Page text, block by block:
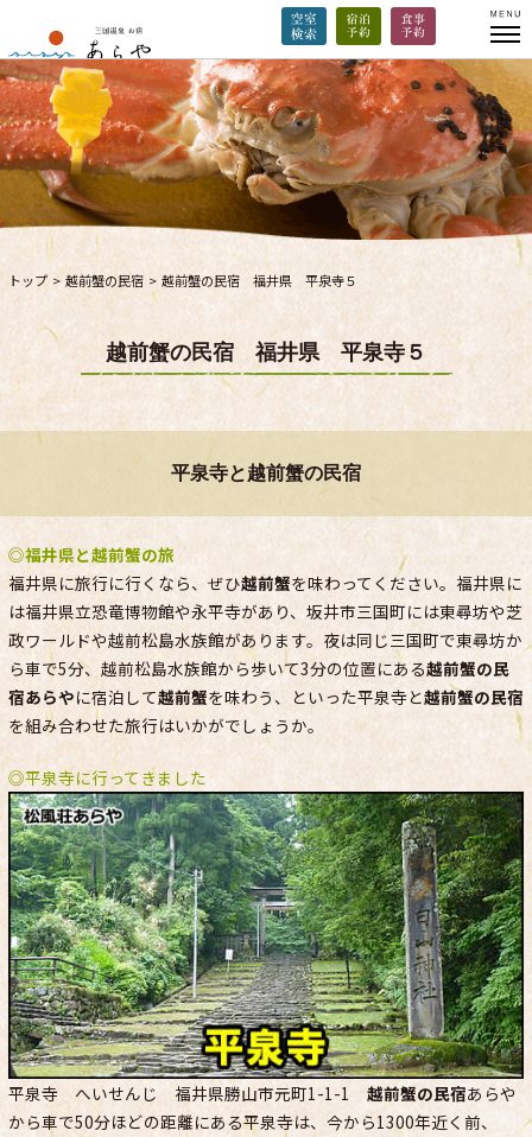
トップ >越前蟹の民宿 > 越前蟹の民宿 福井県 平泉寺５
越前蟹の民宿 福井県 平泉寺５
平泉寺と越前蟹の民宿
◎福井県と越前蟹の旅
福井県に旅行に行くなら、ぜひ越前蟹を味わってください。福井県に
は福井県立恐竜博物館や永平寺があり、坂井市三国町には東尋坊や芝
政ワールドや越前松島水族館があります。夜は同じ三国町で東尋坊か
ら車で5分、越前松島水族館から歩いて3分の位置にある越前蟹の民
宿あらやに宿泊して越前蟹を味わう、といった平泉寺と越前蟹の民宿
を組み合わせた旅行はいかがでしょうか。
◎平泉寺に行ってきました
平泉寺 へいせんじ 福井県勝山市元町1-1-1 越前蟹の民宿あらや
から車で50分ほどの距離にある平泉寺は、今から1300年近く前、